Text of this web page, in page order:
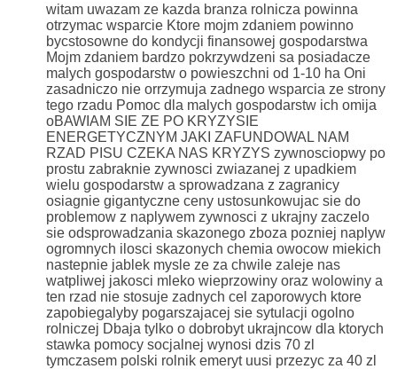
witam uwazam ze kazda branza rolnicza powinna
otrzymac wsparcie Ktore mojm zdaniem powinno
bycstosowne do kondycji finansowej gospodarstwa
Mojm zdaniem bardzo pokrzywdzeni sa posiadacze
malych gospodarstw o powieszchni od 1-10 ha Oni
zasadniczo nie orrzymuja zadnego wsparcia ze strony
tego rzadu Pomoc dla malych gospodarstw ich omija
oBAWIAM SIE ZE PO KRYZYSIE
ENERGETYCZNYM JAKI ZAFUNDOWAL NAM
RZAD PISU CZEKA NAS KRYZYS zywnosciopwy po
prostu zabraknie zywnosci zwiazanej z upadkiem
wielu gospodarstw a sprowadzana z zagranicy
osiagnie gigantyczne ceny ustosunkowujac sie do
problemow z naplywem zywnosci z ukrajny zaczelo
sie odsprowadzania skazonego zboza pozniej naplyw
ogromnych ilosci skazonych chemia owocow miekich
nastepnie jablek mysle ze za chwile zaleje nas
watpliwej jakosci mleko wieprzowiny oraz wolowiny a
ten rzad nie stosuje zadnych cel zaporowych ktore
zapobiegalyby pogarszajacej sie sytulacji ogolno
rolniczej Dbaja tylko o dobrobyt ukrajncow dla ktorych
stawka pomocy socjalnej wynosi dzis 70 zl
tymczasem polski rolnik emeryt uusi przezyc za 40 zl